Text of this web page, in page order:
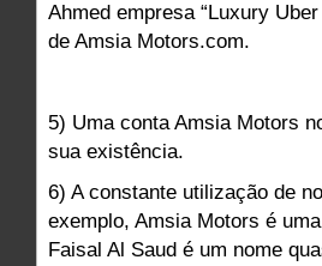
Ahmed empresa “Luxury
de Amsia Motors.com.
5) Uma conta Amsia Motors
sua existência.
6) A constante utilização de
exemplo, Amsia Motors é
Faisal Al Saud é um nome